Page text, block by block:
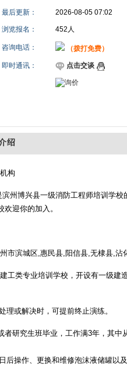
最后更新： 2026-08-05 07:02
浏览报名： 452人
咨询电话： （拨打免费）
即时通讯： 点击交谈
绍
构
州博兴县一级消防工程师培训学
迎你的加入。
市滨城区,惠民县,阳信县,无棣县,
工类专业培训学校，开设有一级
或解决时，可提前终止演练。
究生班毕业，工作满3年，其中
操作、更换和维修泡沫液储罐以